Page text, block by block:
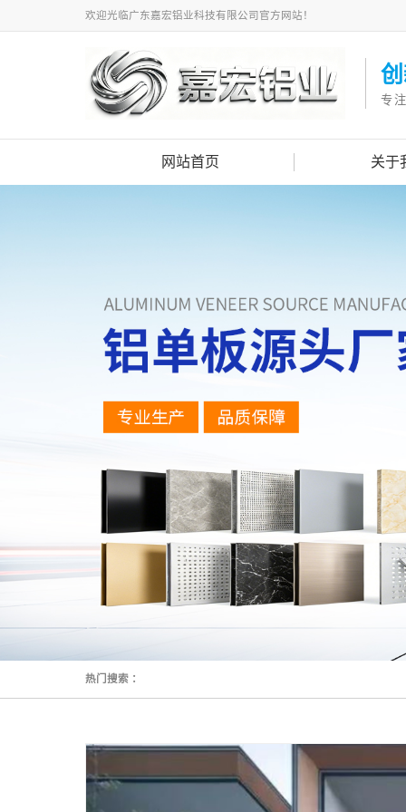
欢迎光临广东嘉宏铝业科技有限公司官方网站！
专
网站首页 关于
热门搜索 ：